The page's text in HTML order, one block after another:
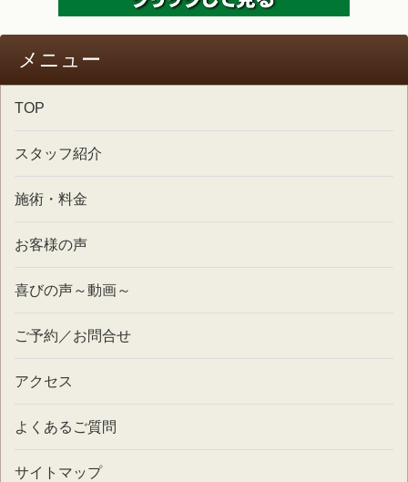
メニュー
TOP
スタッフ紹介
施術・料金
お客様の声
喜びの声～動画～
ご予約／お問合せ
アクセス
よくあるご質問
サイトマップ